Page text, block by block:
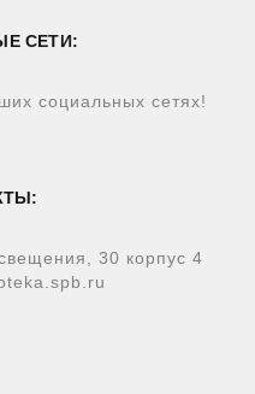
СЕТИ:
социальных сетях!
30 корпус 4